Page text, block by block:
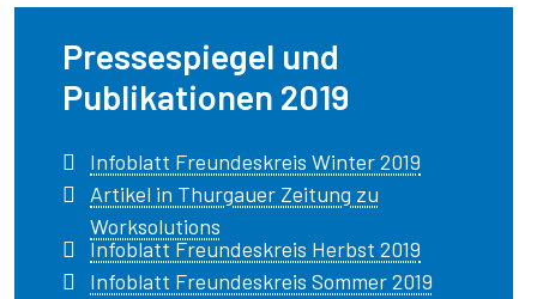
Pressespiegel und
Publikationen 2019
Infoblatt Freundeskreis Winter 2019
Artikel in Thurgauer Zeitung zu
Worksolutions
Infoblatt Freundeskreis Herbst 2019
Infoblatt Freundeskreis Sommer 2019